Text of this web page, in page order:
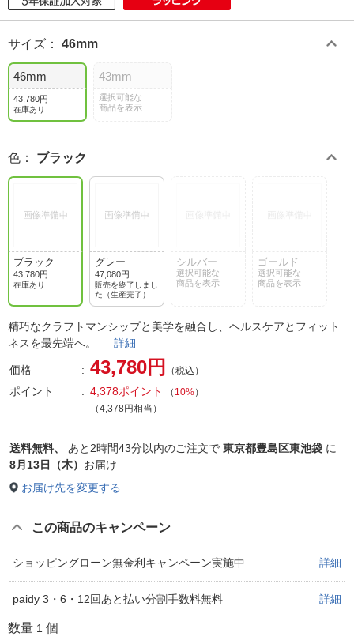
サイズ ： 46mm
46mm
43,780円
在庫あり
43mm
選択可能な
商品を表示
色 ： ブラック
ブラック
43,780円
在庫あり
グレー
47,080円
販売を終了しまし
た（生産完了）
シルバー
選択可能な
商品を表示
ゴールド
選択可能な
商品を表示
精巧なクラフトマンシップと美学を融合し、ヘルスケアとフィット
ネスを最先端へ。 詳細
価格 43,780円 （税込）
ポイント 4,378ポイント （ 10%）
（4,378円相当）
送料無料、 あと2時間43分以内のご注文で 東京都豊島区東池袋 に
8月13日（木） お届け
お届け先を変更する
この商品のキャンペーン
ショッピングローン無金利キャンペーン実施中 詳細
paidy 3・6・12回あと払い分割手数料無料 詳細
数量 1 個